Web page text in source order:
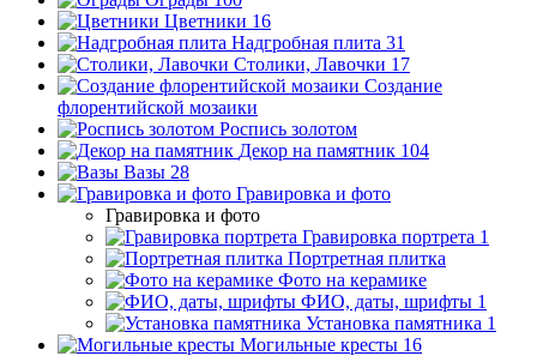
Цветники 16
Надгробная плита 31
Столики, Лавочки 17
Создание
флорентийской мозаики
Роспись золотом
Декор на памятник 104
Вазы 28
Гравировка и фото
Гравировка и фото
Гравировка портрета 1
Портретная плитка
Фото на керамике
ФИО, даты, шрифты 1
Установка памятника 1
Могильные кресты 16